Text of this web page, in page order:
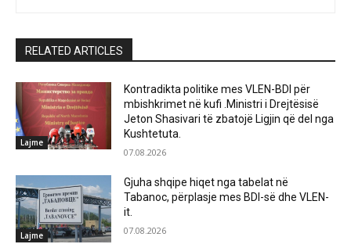
RELATED ARTICLES
Lajme
Kontradikta politike mes VLEN-BDI për
mbishkrimet në kufi .Ministri i Drejtësisë
Jeton Shasivari të zbatojë Ligjin që del nga
Kushtetuta.
07.08.2026
Lajme
Gjuha shqipe hiqet nga tabelat në
Tabanoc, përplasje mes BDI-së dhe VLEN-
it.
07.08.2026